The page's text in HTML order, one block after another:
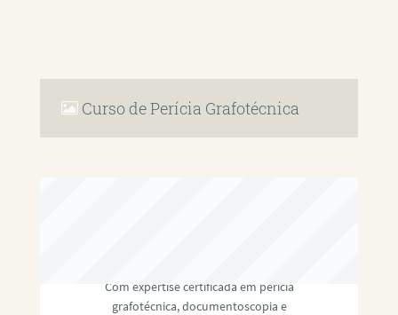
Curso de Perícia Grafotécnica
Com expertise certificada em perícia
grafotécnica, documentoscopia e